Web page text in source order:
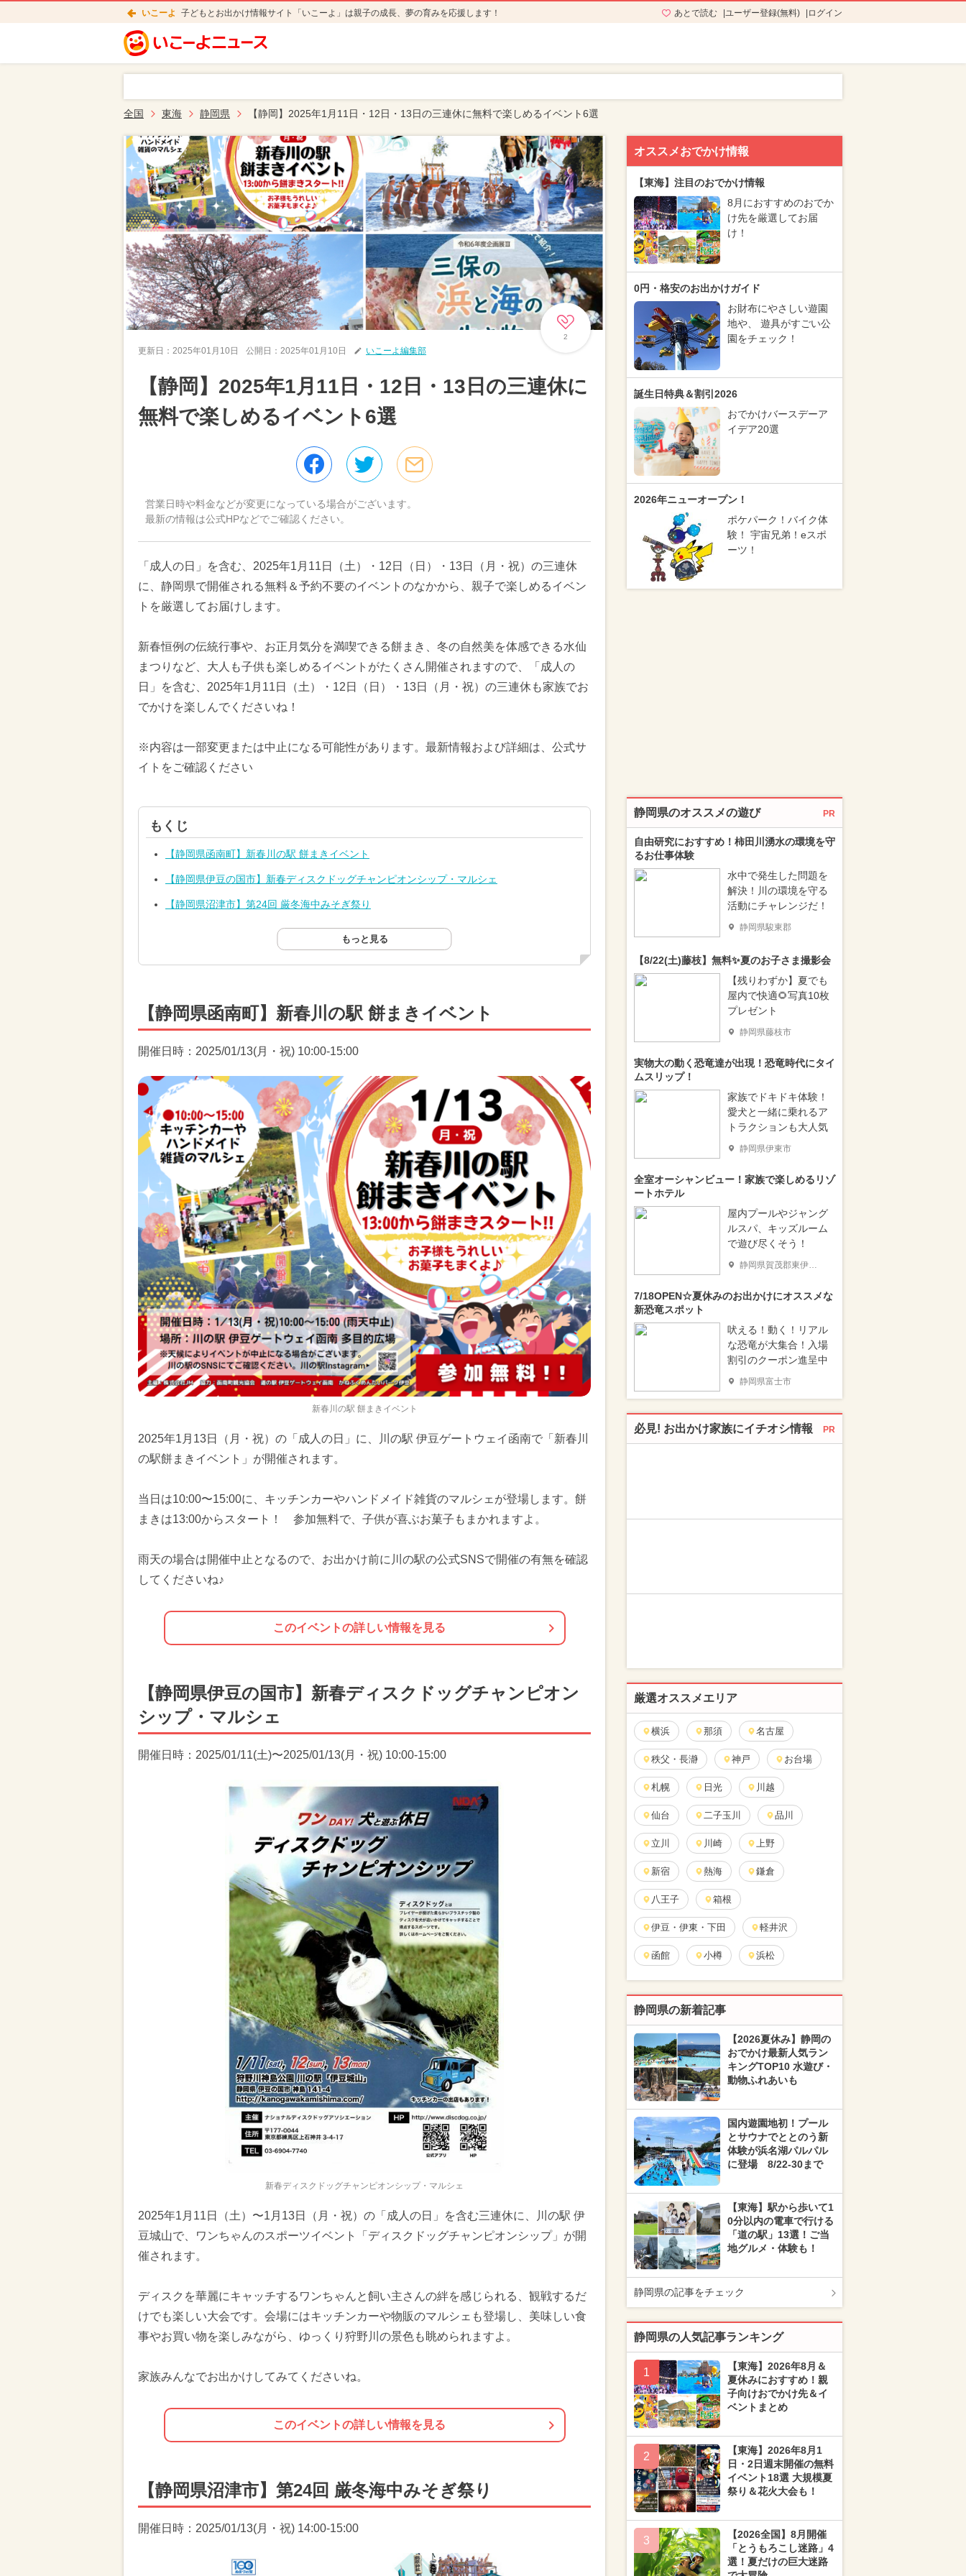
いこーよ 子どもとお出かけ情報サイト「いこーよ」は親子の成長、夢の育みを応援します！ あとで読む ユーザー登録(無料) ログイン
全国 東海 静岡県 【静岡】2025年1月11日・12日・13日の三連休に無料で楽しめるイベント6選
2
更新日： 2025年01月10日 公開日： 2025年01月10日 いこーよ編集部
【静岡】2025年1月11日・12日・13日の三連休に
無料で楽しめるイベント6選
営業日時や料金などが変更になっている場合がございます。
最新の情報は公式HPなどでご確認ください。
「成人の日」を含む、2025年1月11日（土）・12日（日）・13日（月・祝）の三連休
に、静岡県で開催される無料＆予約不要のイベントのなかから、親子で楽しめるイベン
トを厳選してお届けします。
新春恒例の伝統行事や、お正月気分を満喫できる餅まき、冬の自然美を体感できる水仙
まつりなど、大人も子供も楽しめるイベントがたくさん開催されますので、「成人の
日」を含む、2025年1月11日（土）・12日（日）・13日（月・祝）の三連休も家族でお
でかけを楽しんでくださいね！
※内容は一部変更または中止になる可能性があります。最新情報および詳細は、公式サ
イトをご確認ください
もくじ
【静岡県函南町】新春川の駅 餅まきイベント
【静岡県伊豆の国市】新春ディスクドッグチャンピオンシップ・マルシェ
【静岡県沼津市】第24回 厳冬海中みそぎ祭り
もっと見る
【静岡県函南町】新春川の駅 餅まきイベント
開催日時：2025/01/13(月・祝) 10:00-15:00
新春川の駅 餅まきイベント
2025年1月13日（月・祝）の「成人の日」に、川の駅 伊豆ゲートウェイ函南で「新春川
の駅餅まきイベント」が開催されます。
当日は10:00〜15:00に、キッチンカーやハンドメイド雑貨のマルシェが登場します。餅
まきは13:00からスタート！ 参加無料で、子供が喜ぶお菓子もまかれますよ。
雨天の場合は開催中止となるので、お出かけ前に川の駅の公式SNSで開催の有無を確認
してくださいね♪
このイベントの詳しい情報を見る
【静岡県伊豆の国市】新春ディスクドッグチャンピオン
シップ・マルシェ
開催日時：2025/01/11(土)〜2025/01/13(月・祝) 10:00-15:00
新春ディスクドッグチャンピオンシップ・マルシェ
2025年1月11日（土）〜1月13日（月・祝）の「成人の日」を含む三連休に、川の駅 伊
豆城山で、ワンちゃんのスポーツイベント「ディスクドッグチャンピオンシップ」が開
催されます。
ディスクを華麗にキャッチするワンちゃんと飼い主さんの絆を感じられる、観戦するだ
けでも楽しい大会です。会場にはキッチンカーや物販のマルシェも登場し、美味しい食
事やお買い物を楽しみながら、ゆっくり狩野川の景色も眺められますよ。
家族みんなでお出かけしてみてくださいね。
このイベントの詳しい情報を見る
【静岡県沼津市】第24回 厳冬海中みそぎ祭り
開催日時：2025/01/13(月・祝) 14:00-15:00
オススメおでかけ情報
【東海】注目のおでかけ情報
8月におすすめのおでか
け先を厳選してお届
け！
0円・格安のお出かけガイド
お財布にやさしい遊園
地や、 遊具がすごい公
園をチェック！
誕生日特典＆割引2026
おでかけバースデーア
イデア20選
2026年ニューオープン！
ポケパーク！バイク体
験！ 宇宙兄弟！eスポ
ーツ！
静岡県のオススメの遊び PR
自由研究におすすめ！柿田川湧水の環境を守
るお仕事体験
水中で発生した問題を
解決！川の環境を守る
活動にチャレンジだ！
静岡県駿東郡
【8/22(土)藤枝】無料✨夏のお子さま撮影会
【残りわずか】夏でも
屋内で快適🌻写真10枚
プレゼント
静岡県藤枝市
実物大の動く恐竜達が出現！恐竜時代にタイ
ムスリップ！
家族でドキドキ体験！
愛犬と一緒に乗れるア
トラクションも大人気
静岡県伊東市
全室オーシャンビュー！家族で楽しめるリゾ
ートホテル
屋内プールやジャング
ルスパ、キッズルーム
で遊び尽くそう！
静岡県賀茂郡東伊豆町
7/18OPEN☆夏休みのお出かけにオススメな
新恐竜スポット
吠える！動く！リアル
な恐竜が大集合！入場
割引のクーポン進呈中
静岡県富士市
必見! お出かけ家族にイチオシ情報 PR
厳選オススメエリア
横浜 那須 名古屋
秩父・長瀞 神戸 お台場
札幌 日光 川越
仙台 二子玉川 品川
立川 川崎 上野
新宿 熱海 鎌倉
八王子 箱根
伊豆・伊東・下田 軽井沢
函館 小樽 浜松
静岡県の新着記事
【2026夏休み】静岡の
おでかけ最新人気ラン
キングTOP10 水遊び・
動物ふれあいも
国内遊園地初！プール
とサウナでととのう新
体験が浜名湖パルパル
に登場 8/22-30まで
【東海】駅から歩いて1
0分以内の電車で行ける
「道の駅」13選！ご当
地グルメ・体験も！
静岡県の記事をチェック
静岡県の人気記事ランキング
1
【東海】2026年8月＆
夏休みにおすすめ！親
子向けおでかけ先＆イ
ベントまとめ
2
【東海】2026年8月1
日・2日週末開催の無料
イベント18選 大規模夏
祭り＆花火大会も！
3
【2026全国】8月開催
「とうもろこし迷路」4
選！夏だけの巨大迷路